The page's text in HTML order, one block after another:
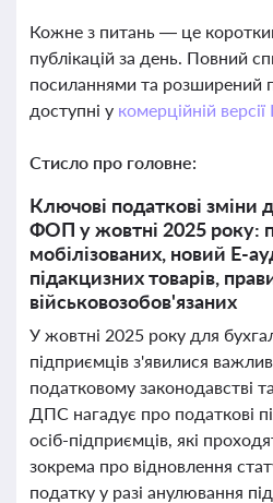
Кожне з питань — це
публікацій за день. Повний
посиланнями та розширений
доступні у комерційній
Стисло про головне:
Ключові податкові зміни
ФОП у жовтні 2025 року:
мобілізованих, новий Е-
підакцизних товарів,
військовозобов'язаних
У жовтні 2025 року для
підприємців з'явилися
податковому законодавстві
ДПС нагадує про податкові
осіб-підприємців, які
зокрема про відновлення
податку у разі анулювання